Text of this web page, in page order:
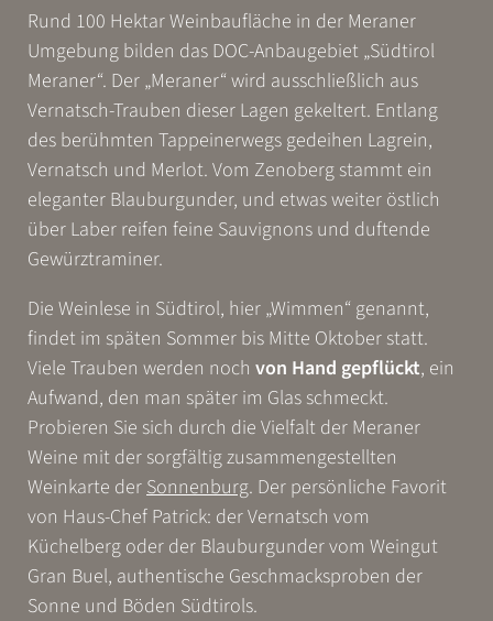
Rund 100 Hektar Weinbaufläche in der Meraner
Umgebung bilden das DOC-Anbaugebiet „Südtirol
Meraner“. Der „Meraner“ wird ausschließlich aus
Vernatsch-Trauben dieser Lagen gekeltert. Entlang
des berühmten Tappeinerwegs gedeihen Lagrein,
Vernatsch und Merlot. Vom Zenoberg stammt ein
eleganter Blauburgunder, und etwas weiter östlich
über Laber reifen feine Sauvignons und duftende
Gewürztraminer.
Die Weinlese in Südtirol, hier „Wimmen“ genannt,
findet im späten Sommer bis Mitte Oktober statt.
Viele Trauben werden noch von Hand gepflückt, ein
Aufwand, den man später im Glas schmeckt.
Probieren Sie sich durch die Vielfalt der Meraner
Weine mit der sorgfältig zusammengestellten
Weinkarte der Sonnenburg. Der persönliche Favorit
von Haus-Chef Patrick: der Vernatsch vom
Küchelberg oder der Blauburgunder vom Weingut
Gran Buel, authentische Geschmacksproben der
Sonne und Böden Südtirols.
Test-Suchanfrage 2 Test-Suchanfrage 1